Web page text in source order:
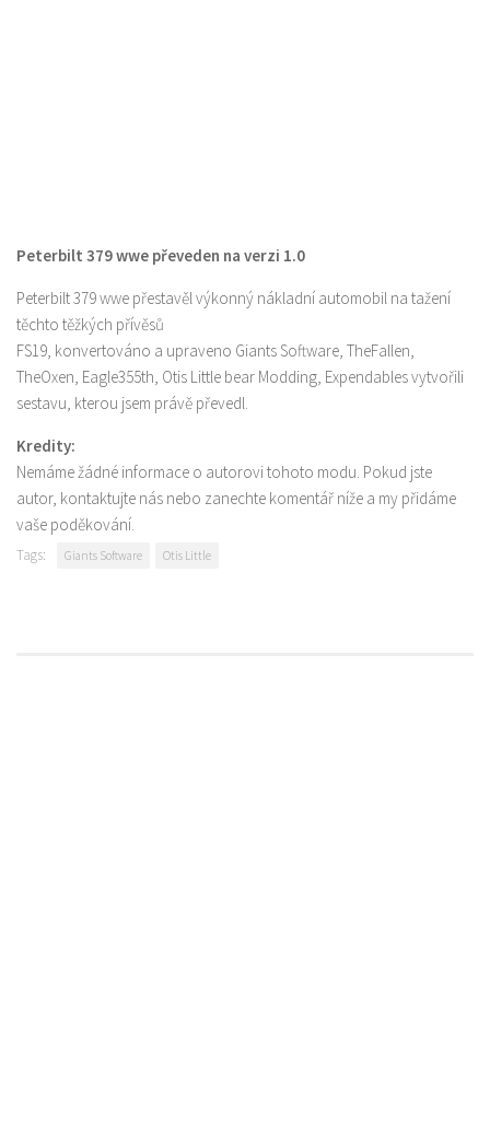
Peterbilt 379 wwe převeden na verzi 1.0
Peterbilt 379 wwe přestavěl výkonný nákladní automobil na tažení
těchto těžkých přívěsů
FS19, konvertováno a upraveno Giants Software, TheFallen,
TheOxen, Eagle355th, Otis Little bear Modding, Expendables vytvořili
sestavu, kterou jsem právě převedl.
Kredity:
Nemáme žádné informace o autorovi tohoto modu. Pokud jste
autor, kontaktujte nás nebo zanechte komentář níže a my přidáme
vaše poděkování.
Tags: Giants Software Otis Little